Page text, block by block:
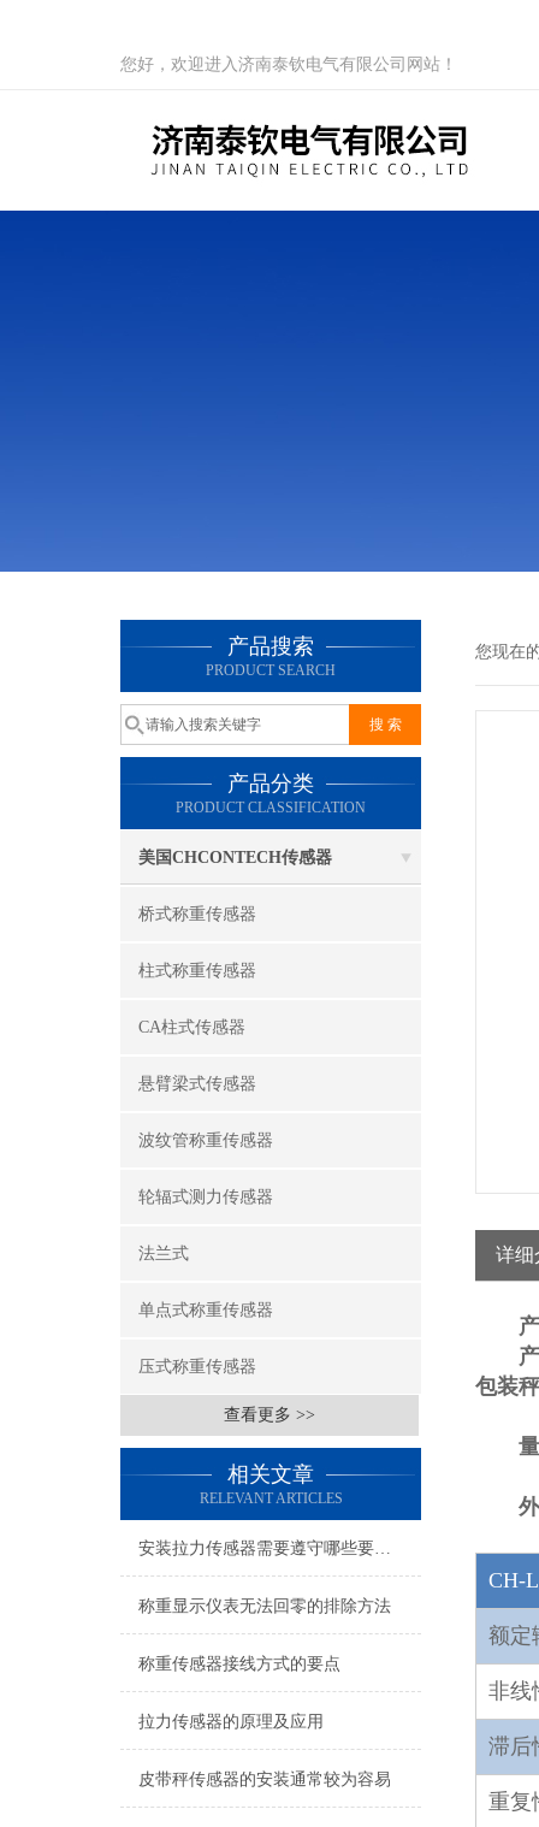
您好，欢迎进入济南泰钦电气有限公司网站！
产品搜索
PRODUCT SEARCH
产品分类
PRODUCT CLASSIFICATION
美国CHCONTECH传感器
桥式称重传感器
柱式称重传感器
CA柱式传感器
悬臂梁式传感器
波纹管称重传感器
轮辐式测力传感器
法兰式
单点式称重传感器
压式称重传感器
查看更多 >>
相关文章
RELEVANT ARTICLES
安装拉力传感器需要遵守哪些要求？
称重显示仪表无法回零的排除方法
称重传感器接线方式的要点
拉力传感器的原理及应用
皮带秤传感器的安装通常较为容易
您现在
详细
包装
CH-
额定
非线
滞后
重复